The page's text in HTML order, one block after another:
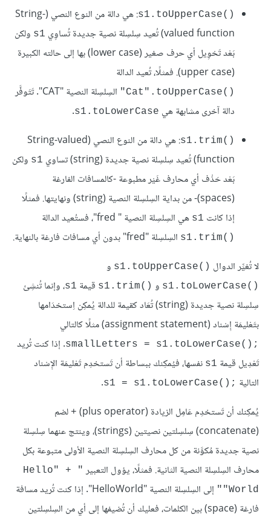
s1.toUpperCase()‎
: هي دالة من النوع النصي (String-
valued function) تُعيد سِلسِلة نصية جديدة تُساوِي
s1 ولكن
بَعْد تَحْوِيل أي حرف صغير (lower case) بها إلى حالته الكبيرة
(upper case). فمثلًا، تُعيد الدالة
‎"‎Cat".toUpperCase()‎
السِلسِلة النصية "CAT". تَتَوفَّر
دالة آخرى مشابهة هي s1.toLowerCase
.
s1.trim()‎
: هي دالة من النوع النصي (String-valued
function) تُعيد سِلسِلة نصية جديدة (string) تساوي
s1 ولكن
بَعْد حَذْف أي محارف غَيْر مطبوعة -كالمسافات الفارغة
(spaces)- من بداية السِلسِلة النصية (string) ونهايتها. فمثلًا
إذا كانت s1 هي السِلسِلة النصية "fred ‎"، فستُعيد الدالة
s1.trim()‎ السِلسِلة "fred" بدون أي مسافات فارغة بالنهاية.
لا تُغيِّر الدوال s1.toUpperCase()‎ و
s1.toLowerCase()‎ و s1.trim()‎ قيمة s1، وإنما تُنشِئ
سِلسِلة نصية جديدة (string) تُعَاد كقيمة للدالة يُمكِن اِستخدَامها
بتَعْليمَة إِسْناد (assignment statement) مثلًا كالتالي
smallLetters = s1.toLowerCase();‎. إذا كنت تُريد
تَعْدِيل قيمة s1 نفسها، فيُمكِنك ببساطة أن تَستخدِم تَعْليمَة الإِسْناد
التالية s1 = s1.toLowerCase();‎
.
يُمكِنك أن تَستخدِم عَامِل الزيادة (plus operator)
+ لضم
(concatenate) سِلسِلتين نصيتين (strings)، وينتج عنهما سِلسِلة
نصية جديدة مُكوَّنة من كل محارف السِلسِلة النصية الأولى متبوعة بكل
محارف السِلسِلة النصية الثانية. فمثلًا، يؤول التعبير
"Hello" +
"World"
إلى السِلسِلة النصية "HelloWorld". إذا كنت تُريد مسافة
فارغة (space) بين الكلمات، فعليك أن تُضيفها إلى أي من السِلسِلتين